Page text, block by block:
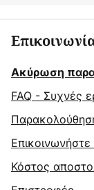
Ακύρωση
FAQ - Συχνές
Επικοινωνήστε
Κόστος